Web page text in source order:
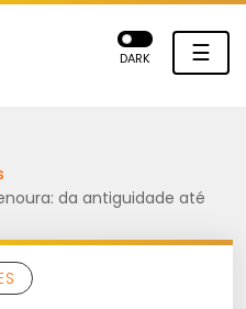
☰
DARK
da antiguidade até